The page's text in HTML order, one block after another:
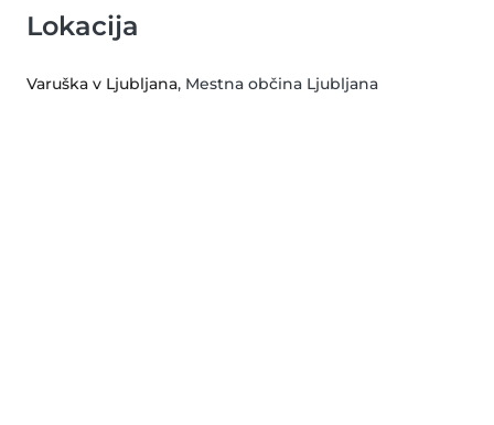
Lokacija
Varuška v Ljubljana, Mestna občina Ljubljana